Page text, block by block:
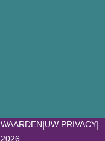
UW PRIVACY|